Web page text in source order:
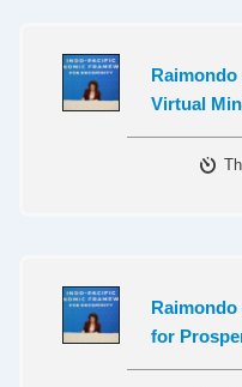
Raimondo
Virtual
for